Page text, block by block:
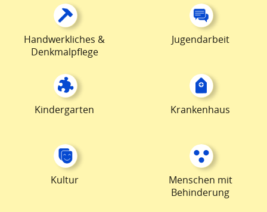
Handwerkliches &
Denkmalpflege
Jugendarbeit
Kindergarten Krankenhaus
Kultur
Menschen mit
Behinderung